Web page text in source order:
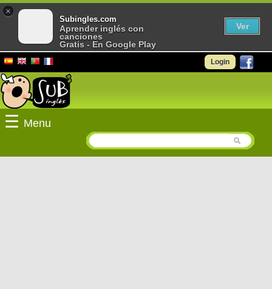
Login
☰ Menu
×
Subingles.com
Aprender inglés con
canciones
Gratis - En Google Play
Ver